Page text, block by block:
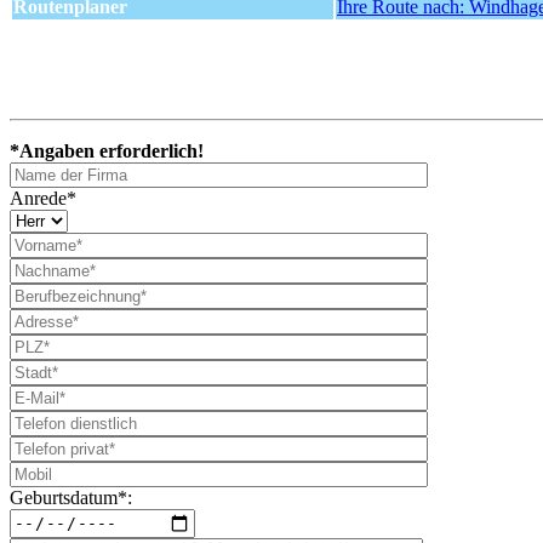
Routenplaner
Ihre Route nach:
*Angaben erforderlich!
Anrede*
Geburtsdatum*: